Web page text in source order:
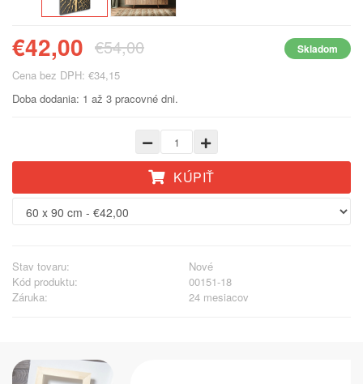
€42,00 €54,00 Skladom
Cena bez DPH: €34,15
Doba dodania: 1 až 3 pracovné dni.
KÚPIŤ
Stav tovaru:
Nové
Kód produktu:
00151-18
Záruka:
24 mesiacov